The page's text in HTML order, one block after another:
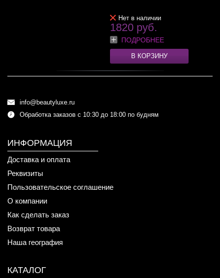
Нет в наличии
1820 руб.
ПОДРОБНЕЕ
В КОРЗИНУ
info@beautyluxe.ru
Обработка заказов с 10:30 до 18:00 по будням
ИНФОРМАЦИЯ
Доставка и оплата
Реквизиты
Пользовательское соглашение
О компании
Как сделать заказ
Возврат товара
Наша география
КАТАЛОГ